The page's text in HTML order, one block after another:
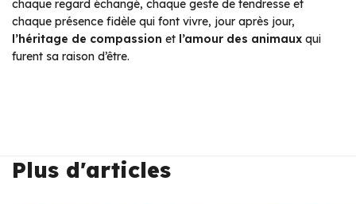
chaque regard échangé, chaque geste de tendresse et
chaque présence fidèle qui font vivre, jour après jour,
l’héritage de compassion et l’amour des animaux qui
furent sa raison d’être.
Plus d'articles